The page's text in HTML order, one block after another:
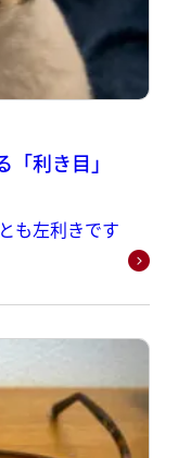
利き目」
も左利きです